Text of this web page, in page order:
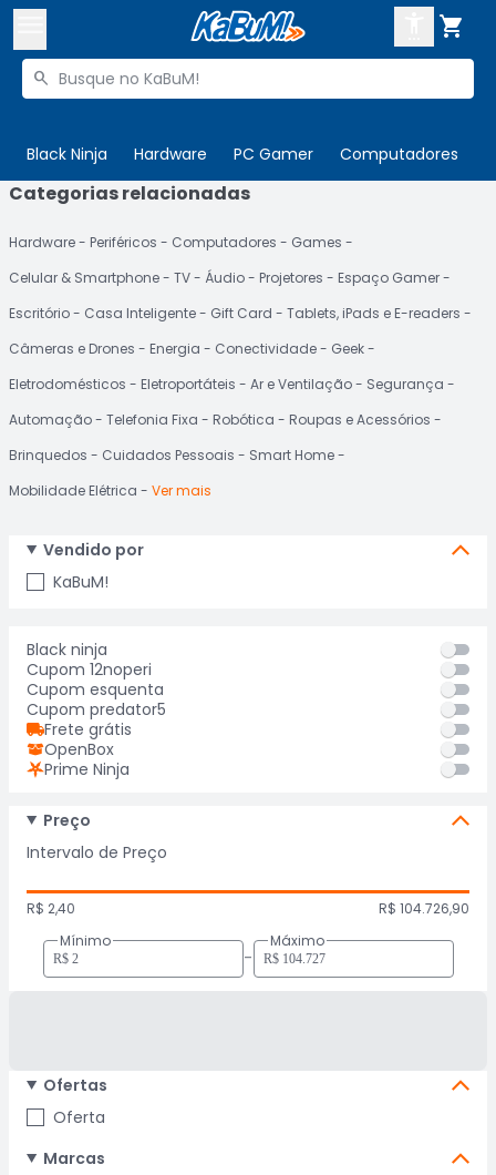

Buscar produtos

Black Ninja Hardware PC Gamer Computadores
Olá. Acesse sua conta
 Departamentos
Cupons
Mais Vendidos
ENTRE
CADASTRE-SE
Categorias relacionadas
Hardware Periféricos Computadores
Games
Celular & Smartphone
TV Áudio Projetores
Espaço Gamer
Escritório
Casa Inteligente Gift Card
Tablets, iPads e E-readers
Câmeras e Drones
Energia Conectividade
Geek
Eletrodomésticos
Eletroportáteis Ar e Ventilação
Segurança
Automação
Telefonia Fixa Robótica
Roupas e Acessórios
Brinquedos
Cuidados Pessoais
Smart Home
Mobilidade Elétrica
Ver mais
Vendido por
KaBuM!
Black ninja
Cupom 12noperi
Cupom esquenta
Cupom predator5
Frete grátis
OpenBox
Prime Ninja
Preço
Intervalo de Preço
R$ 2,40
R$ 104.726,90
Mínimo
-
Máximo
Ofertas
Oferta
Marcas